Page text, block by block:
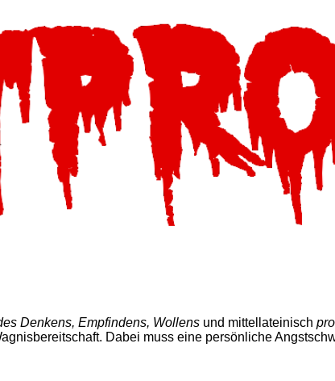
Denkens, Empfindens, Wollens und mittellateinisch
Dabei muss eine persönliche